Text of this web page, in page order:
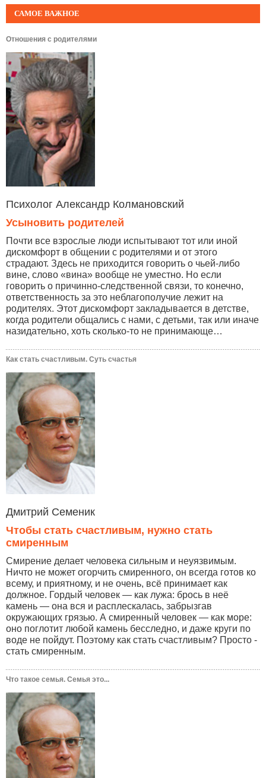
САМОЕ ВАЖНОЕ
Отношения с родителями
Психолог Александр Колмановский
Усыновить родителей
Почти все взрослые люди испытывают тот или иной
дискомфорт в общении с родителями и от этого
страдают. Здесь не приходится говорить о чьей-либо
вине, слово «вина» вообще не уместно. Но если
говорить о причинно-следственной связи, то конечно,
ответственность за это неблагополучие лежит на
родителях. Этот дискомфорт закладывается в детстве,
когда родители общались с нами, с детьми, так или иначе
назидательно, хоть сколько-то не принимающе…
Как стать счастливым. Суть счастья
Дмитрий Семеник
Чтобы стать счастливым, нужно стать
смиренным
Смирение делает человека сильным и неуязвимым.
Ничто не может огорчить смиренного, он всегда готов ко
всему, и приятному, и не очень, всё принимает как
должное. Гордый человек — как лужа: брось в неё
камень — она вся и расплескалась, забрызгав
окружающих грязью. А смиренный человек — как море:
оно поглотит любой камень бесследно, и даже круги по
воде не пойдут. Поэтому как стать счастливым? Просто -
стать смиренным.
Что такое семья. Семья это...